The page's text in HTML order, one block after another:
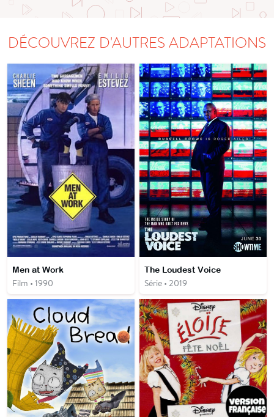
DÉCOUVREZ D'AUTRES ADAPTATIONS
Men at Work
Film • 1990
The Loudest Voice
Série • 2019